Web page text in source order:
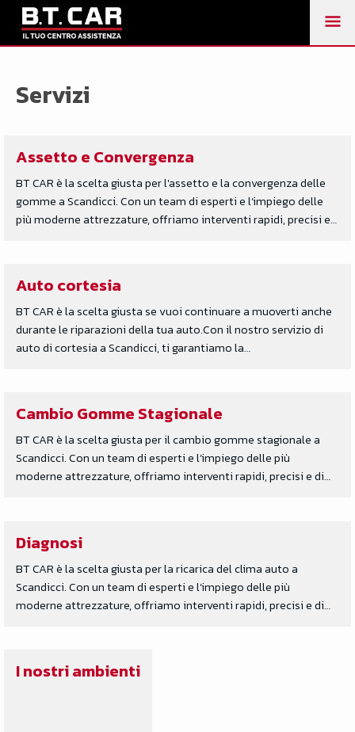
Servizi
Assetto e Convergenza
BT CAR è la scelta giusta per l'assetto e la convergenza delle
gomme a Scandicci. Con un team di esperti e l’impiego delle
più moderne attrezzature, offriamo interventi rapidi, precisi e…
Auto cortesia
BT CAR è la scelta giusta se vuoi continuare a muoverti anche
durante le riparazioni della tua auto.Con il nostro servizio di
auto di cortesia a Scandicci, ti garantiamo la…
Cambio Gomme Stagionale
BT CAR è la scelta giusta per il cambio gomme stagionale a
Scandicci. Con un team di esperti e l’impiego delle più
moderne attrezzature, offriamo interventi rapidi, precisi e di…
Diagnosi
BT CAR è la scelta giusta per la ricarica del clima auto a
Scandicci. Con un team di esperti e l’impiego delle più
moderne attrezzature, offriamo interventi rapidi, precisi e di…
I nostri ambienti